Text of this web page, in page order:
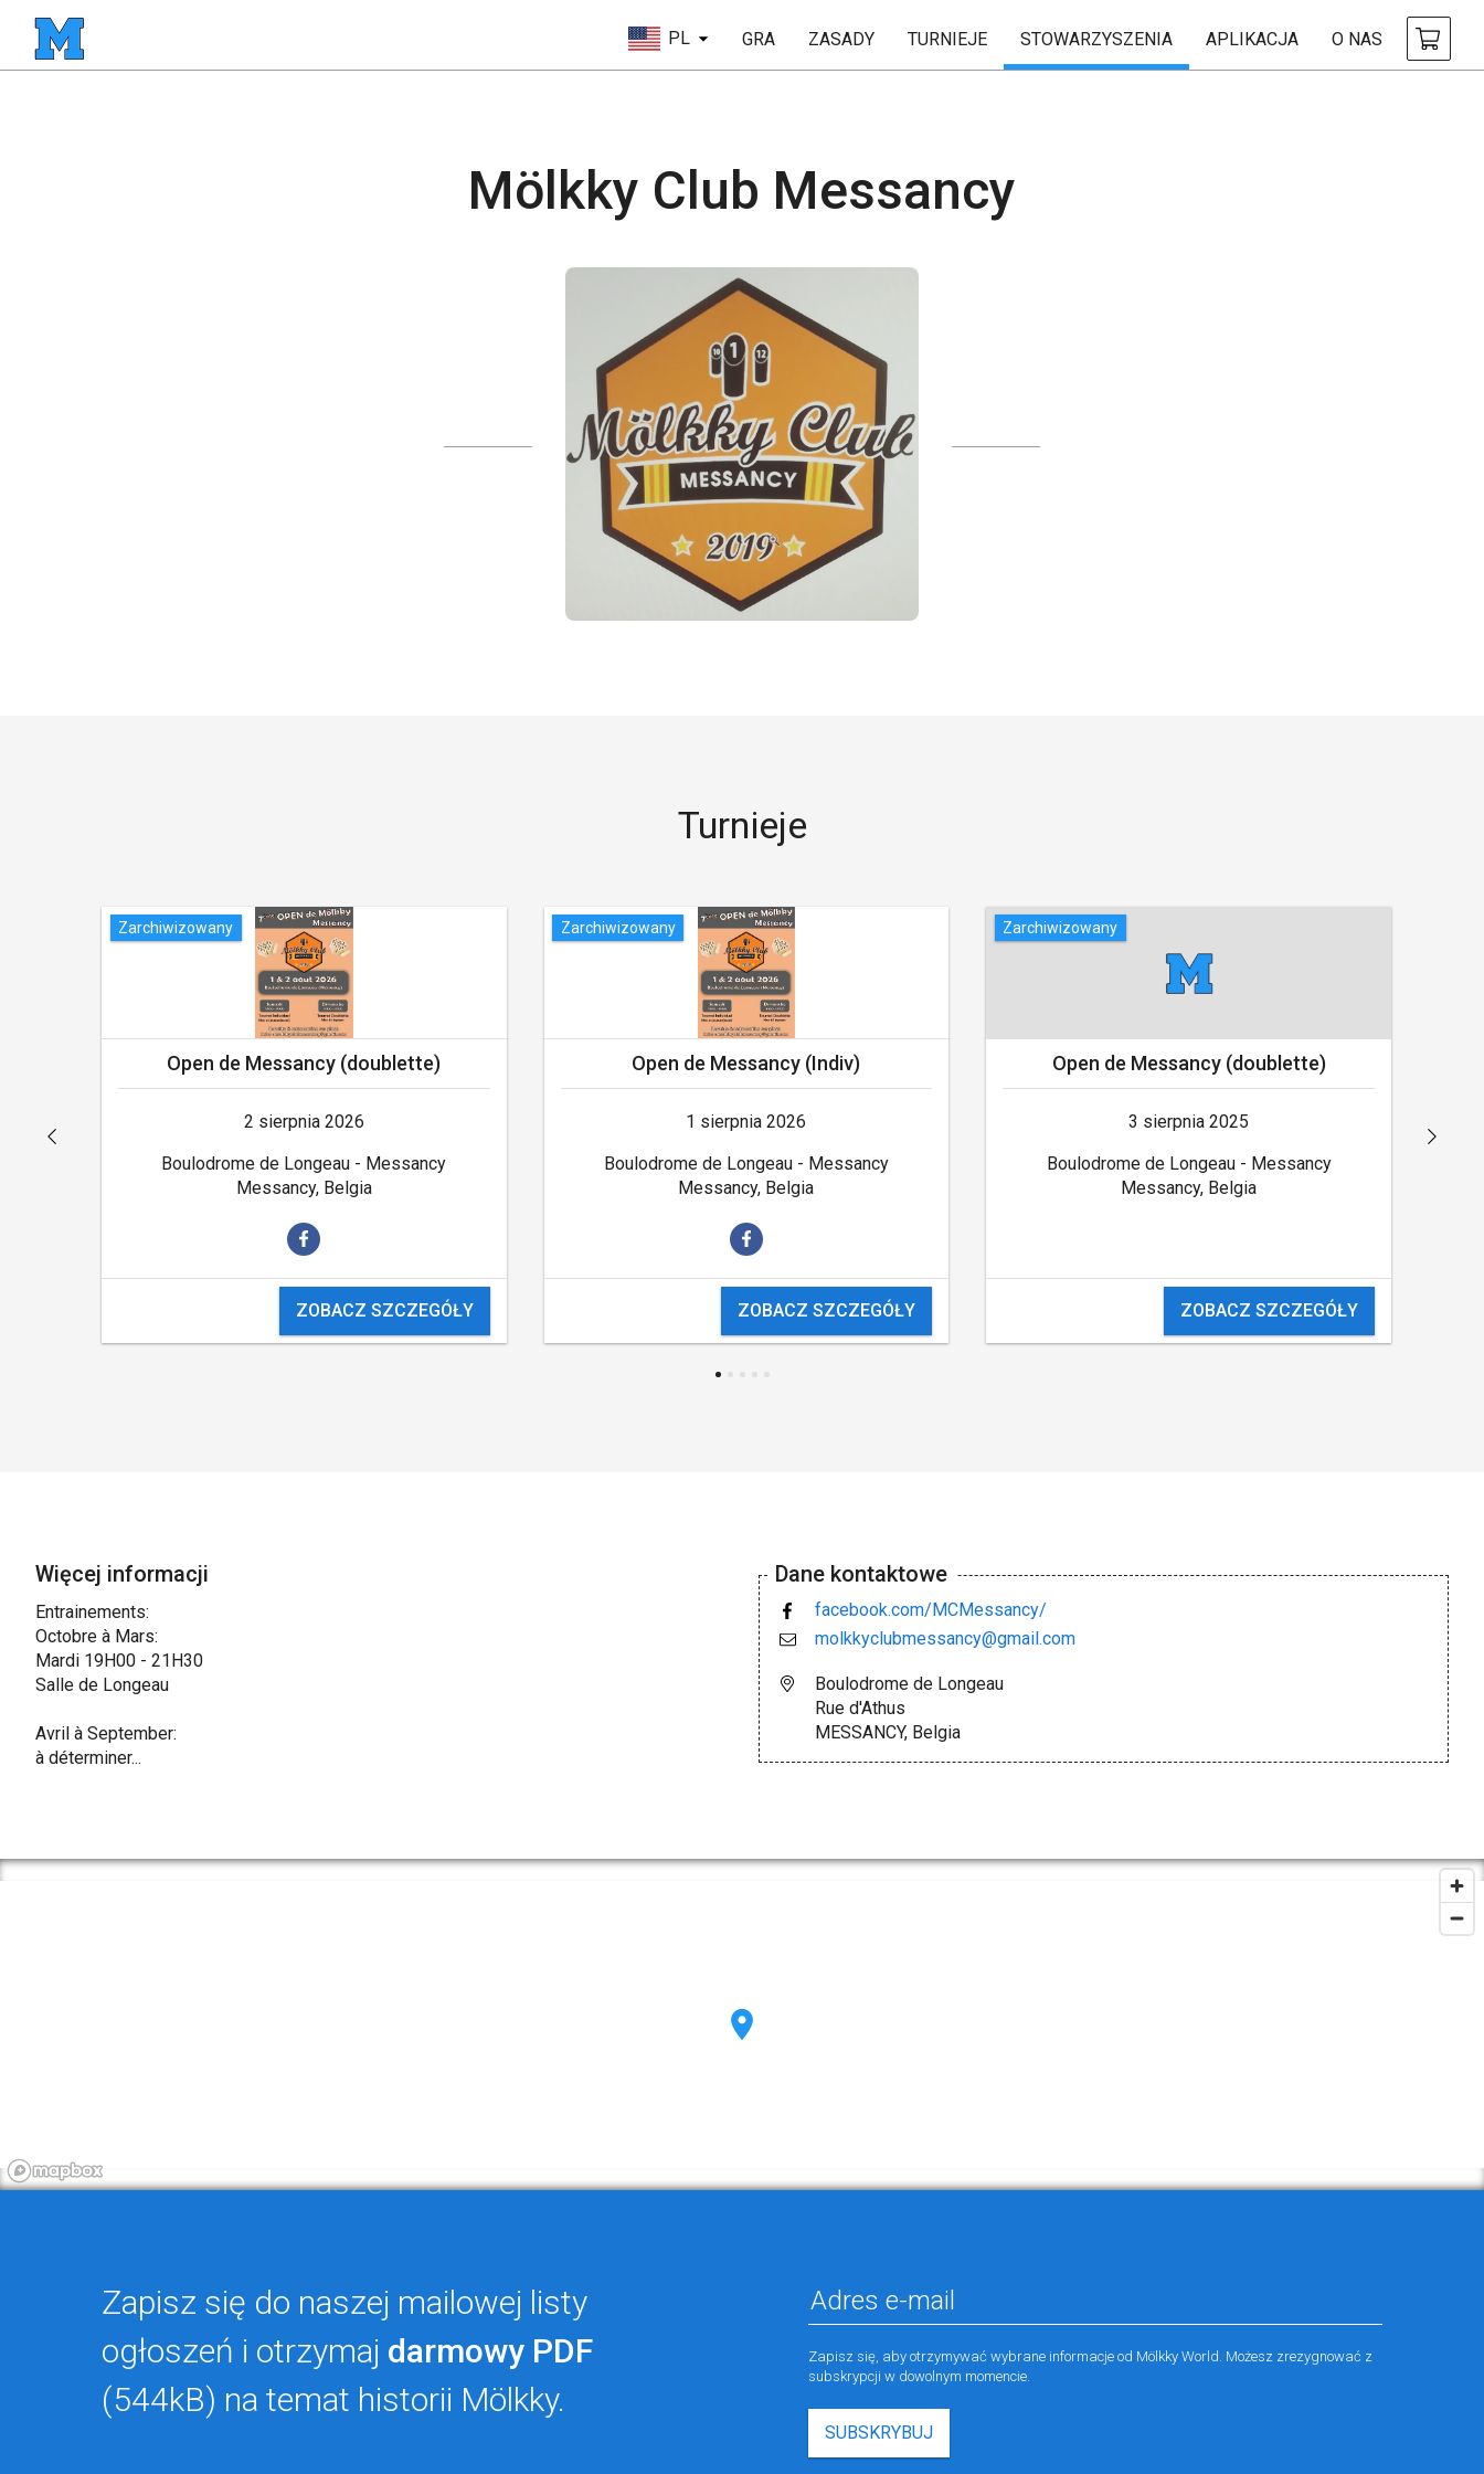
PL GRA ZASADY TURNIEJE STOWARZYSZENIA APLIKACJA O NAS
Mölkky Club Messancy
Turnieje
Zarchiwizowany
Open de Messancy (doublette)
2 sierpnia 2026
Boulodrome de Longeau - Messancy
Messancy, Belgia
ZOBACZ SZCZEGÓŁY
Zarchiwizowany
Open de Messancy (Indiv)
1 sierpnia 2026
Boulodrome de Longeau - Messancy
Messancy, Belgia
ZOBACZ SZCZEGÓŁY
Zarchiwizowany
Open de Messancy (doublette)
3 sierpnia 2025
Boulodrome de Longeau - Messancy
Messancy, Belgia
ZOBACZ SZCZEGÓŁY
Więcej informacji
Entrainements:
Octobre à Mars:
Mardi 19H00 - 21H30
Salle de Longeau
Avril à September:
à déterminer...
Dane kontaktowe
facebook.com/MCMessancy/
molkkyclubmessancy@gmail.com
Boulodrome de Longeau
Rue d'Athus
MESSANCY, Belgia
Zapisz się do naszej mailowej listy
ogłoszeń i otrzymaj darmowy PDF
(544kB) na temat historii Mölkky.
Zapisz się, aby otrzymywać wybrane informacje od Mölkky World. Możesz zrezygnować z
subskrypcji w dowolnym momencie.
SUBSKRYBUJ